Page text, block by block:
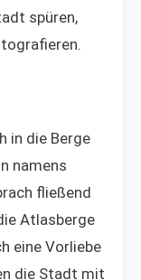
spüren,
in die Berge
namens
fließend
Atlasberge
eine Vorliebe
die Stadt mit